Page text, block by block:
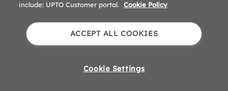
Impressum
Downloads
Cookie Preferences
include: UPTO Customer portal.
Cookie Policy
ACCEPT ALL COOKIES
Cookie Settings